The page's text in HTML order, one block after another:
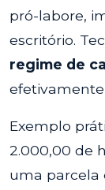
pró-labore,
escritório.
regime de
Exemplo
2.000,00 de
uma parcela